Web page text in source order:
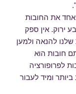
אחד את החובות
ירוק. אין ספק
להנאה ולמען
חובות הוא
לפרופורציה
ומיד לעבור